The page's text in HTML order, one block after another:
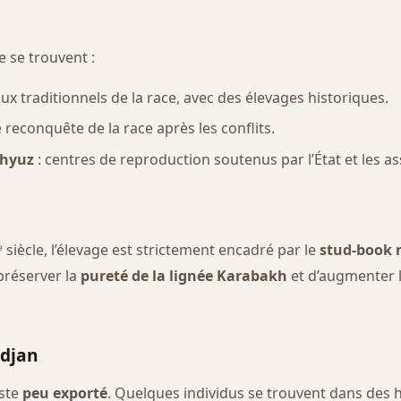
se trouvent :
traditionnels de la race, avec des élevages historiques.
reconquête de la race après les conflits.
: centres de reproduction soutenus par l’État et les
l’élevage est strictement encadré par lestud-book
la pureté de la lignée Karabakh et
peu exporté. Quelques individus se trouvent dans